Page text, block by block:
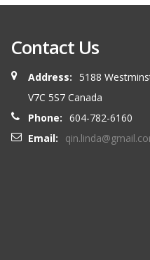
Contact Us
Address:
5188
V7C 5S7 Canada
Phone: 604-782-6160
Email: